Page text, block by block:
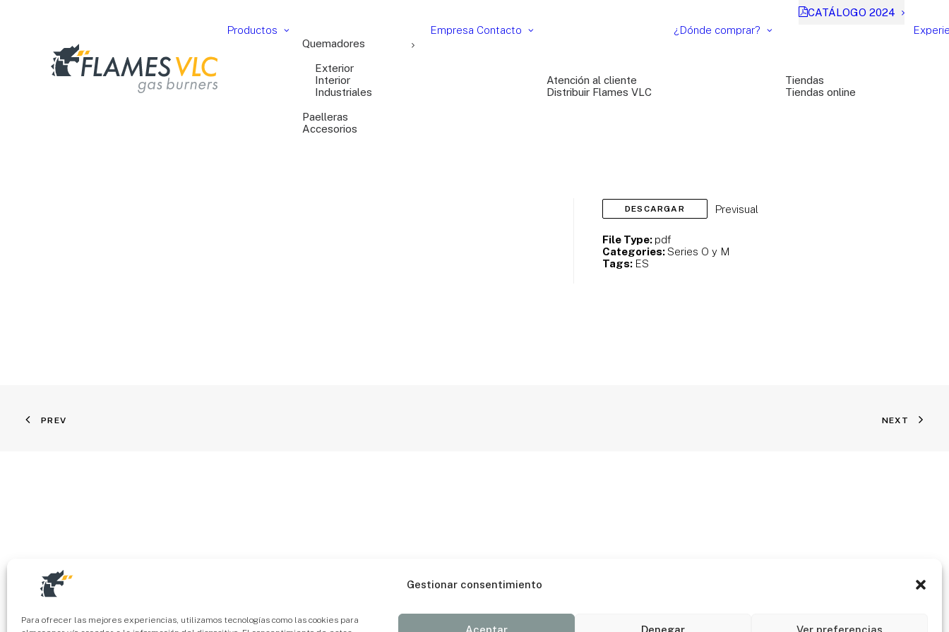
Gestionar consentimiento
Para ofrecer las mejores experiencias, utilizamos tecnologías como las cookies para
Aceptar Denegar Ver preferencias
CATÁLOGO 2024
Productos
Quemadores
Exterior
Interior
Industriales
Paelleras
Accesorios
Empresa Contacto
Atención al cliente
Distribuir Flames VLC
¿Dónde comprar?
Tiendas
Tiendas online
DESCARGAR Previsual
File Type: pdf
Categories:Series O y M
Tags: ES
PREV NEXT